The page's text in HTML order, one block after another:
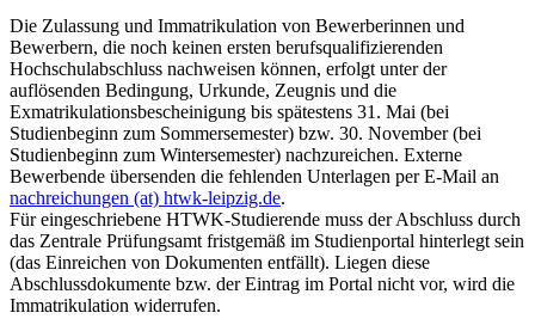
Die Zulassung und Immatrikulation von Bewerberinnen und
Bewerbern, die noch keinen ersten berufsqualifizierenden
Hochschulabschluss nachweisen können, erfolgt unter der
auflösenden Bedingung, Urkunde, Zeugnis und die
Exmatrikulationsbescheinigung bis spätestens 31. Mai (bei
Studienbeginn zum Sommersemester) bzw. 30. November (bei
Studienbeginn zum Wintersemester) nachzureichen. Externe
Bewerbende übersenden die fehlenden Unterlagen per E-Mail an
nachreichungen (at) htwk-leipzig.de.
Für eingeschriebene HTWK-Studierende muss der Abschluss durch
das Zentrale Prüfungsamt fristgemäß im Studienportal hinterlegt sein
(das Einreichen von Dokumenten entfällt). Liegen diese
Abschlussdokumente bzw. der Eintrag im Portal nicht vor, wird die
Immatrikulation widerrufen.